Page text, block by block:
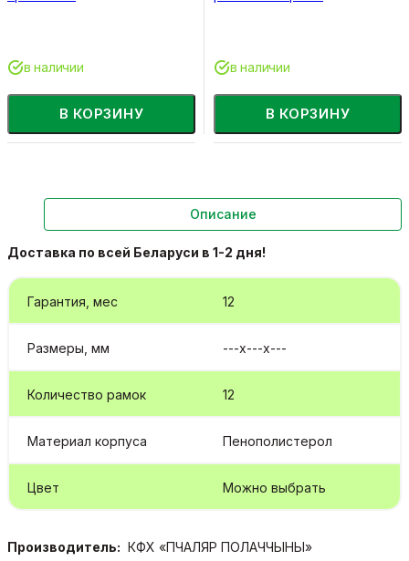
В КОРЗИНУ
в наличии
В КОРЗИНУ
в наличии
Описание
Доставка по всей Беларуси в 1-2 дня!
Гарантия, мес 12
Размеры, мм ---х---х---
Количество рамок 12
Материал корпуса Пенополистерол
Цвет Можно выбрать
Производитель: КФХ «ПЧАЛЯР ПОЛАЧЧЫНЫ»